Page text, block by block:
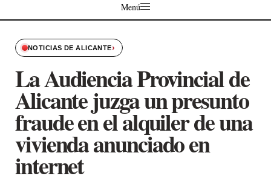
Menú
NOTICIAS DE ALICANTE›
La Audiencia Provincial de
Alicante juzga un presunto
fraude en el alquiler de una
vivienda anunciado en
internet